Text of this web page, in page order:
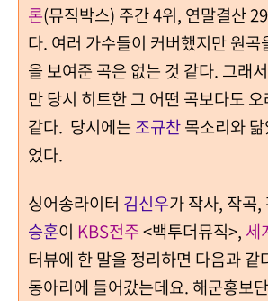
론(뮤직박스) 주간 4위, 연말결산
다. 여러 가수들이 커버했지만 원곡
을 보여준 곡은 없는 것 같다. 그래
만 당시 히트한 그 어떤 곡보다도
같다. 당시에는 조규찬목소리와
었다.
싱어송라이터 김신우가 작사, 작곡,
승훈이 KBS전주<백투더뮤직>, 세
터뷰에 한 말을 정리하면 다음과
동아리에 들어갔는데요. 해군홍보